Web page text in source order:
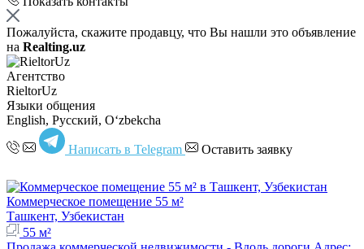
Пожалуйста, скажите продавцу, что Вы нашли это объявление
на Realting.uz
Агентство
RieltorUz
Языки общения
English, Русский, Oʻzbekcha
Написать в Telegram Оставить заявку
Коммерческое помещение 55 м²
Ташкент, Узбекистан
55 м²